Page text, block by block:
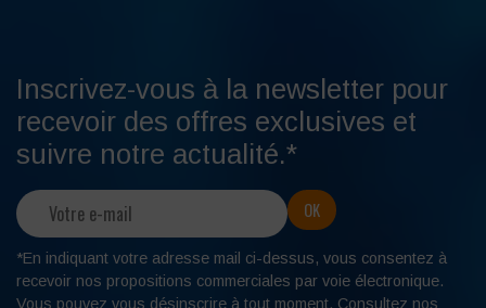
Inscrivez-vous à la newsletter pour
recevoir des offres exclusives et
suivre notre actualité.*
*En indiquant votre adresse mail ci-dessus, vous consentez à
recevoir nos propositions commerciales par voie électronique.
Vous pouvez vous désinscrire à tout moment. Consultez nos